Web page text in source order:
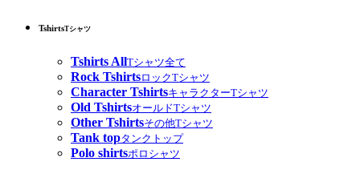
TshirtsTシャツ
Tshirts AllTシャツ全て
Rock TshirtsロックTシャツ
Character TshirtsキャラクターTシャツ
Old TshirtsオールドTシャツ
Other Tshirtsその他Tシャツ
Tank topタンクトップ
Polo shirtsポロシャツ